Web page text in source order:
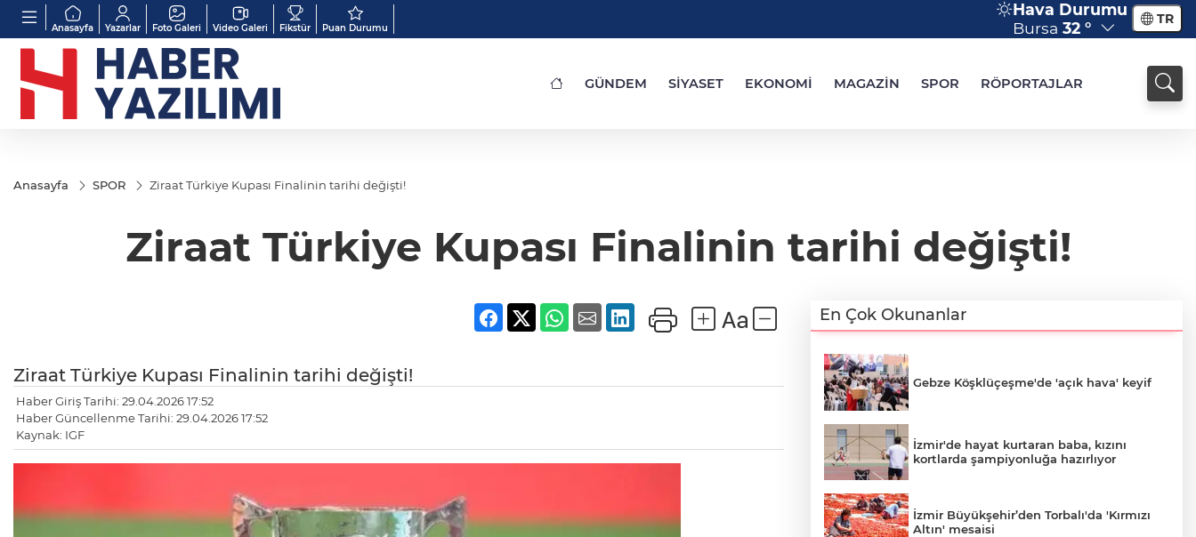
Anasayfa Yazarlar Foto Galeri Video Galeri Fikstür Puan Durumu
Hava Durumu
Bursa 32 ° TR
GÜNDEM SİYASET EKONOMİ MAGAZİN SPOR RÖPORTAJLAR
Anasayfa SPOR Ziraat Türkiye Kupası Finalinin tarihi değişti!
Ziraat Türkiye Kupası Finalinin tarihi değişti!
Ziraat Türkiye Kupası Finalinin tarihi değişti!
Haber Giriş Tarihi: 29.04.2026 17:52
Haber Güncellenme Tarihi: 29.04.2026 17:52
Kaynak: IGF
En Çok Okunanlar
Gebze Köşklüçeşme'de 'açık hava' keyif
İzmir'de hayat kurtaran baba, kızını
kortlarda şampiyonluğa hazırlıyor
İzmir Büyükşehir’den Torbalı'da 'Kırmızı
Altın' mesaisi